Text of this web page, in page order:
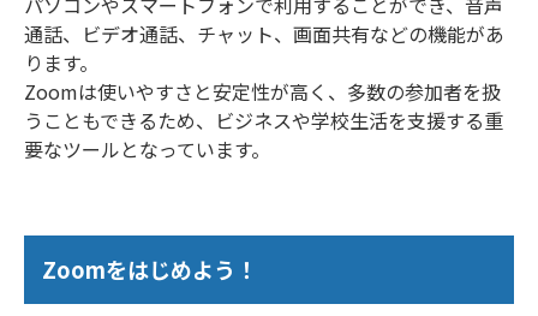
通話、ビデオ通話、チャット、画面共有などの機能があ
ります。
Zoomは使いやすさと安定性が高く、多数の参加者を扱
うこともできるため、ビジネスや学校生活を支援する重
要なツールとなっています。
Zoomをはじめよう！